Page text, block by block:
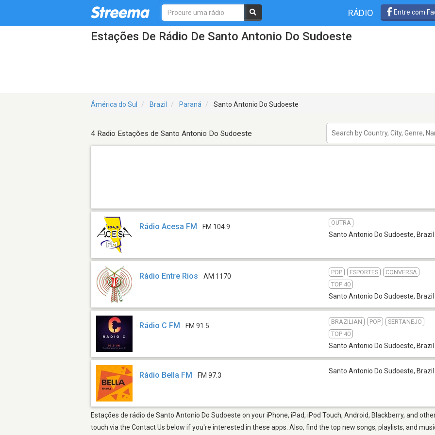
RÁDIO Entre com
Estações De Rádio De Santo Antonio Do Sudoeste
Ámérica do Sul Brazil Paraná Santo Antonio Do Sudoeste
4 Radio Estações de Santo Antonio Do Sudoeste
Rádio Acesa FM FM 104.9
OUTRA
Santo Antonio Do Sudoeste, Brazil
Rádio Entre Rios AM 1170
POP ESPORTES
CONVERSA
TOP 40
Santo Antonio Do Sudoeste, Brazil
Rádio C FM FM 91.5
BRAZILIAN POP
SERTANEJO
TOP 40
Santo Antonio Do Sudoeste, Brazil
Rádio Bella FM FM 97.3
Santo Antonio Do Sudoeste, Brazil
Estações de rádio de Santo Antonio Do Sudoeste on your iPhone, iPad, iPod Touch, Android, Blackberry, and
touch via the Contact Us below if you're interested in these apps. Also, find the top new songs, playlists, and